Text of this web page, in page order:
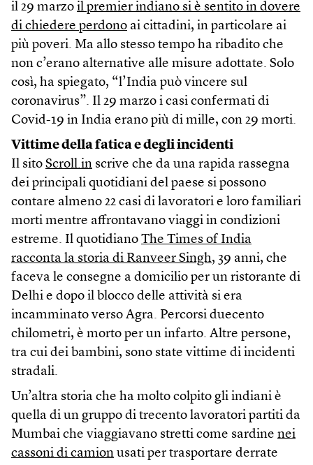
il 29 marzo il premier indiano si è sentito in dovere
di chiedere perdono ai cittadini, in particolare ai
più poveri. Ma allo stesso tempo ha ribadito che
non c’erano alternative alle misure adottate. Solo
così, ha spiegato, “l’India può vincere sul
coronavirus”. Il 29 marzo i casi confermati di
Covid-19 in India erano più di mille, con 29 morti.
Vittime della fatica e degli incidenti
Il sito Scroll.in scrive che da una rapida rassegna
dei principali quotidiani del paese si possono
contare almeno 22 casi di lavoratori e loro familiari
morti mentre affrontavano viaggi in condizioni
estreme. Il quotidiano The Times of India
racconta la storia di Ranveer Singh, 39 anni, che
faceva le consegne a domicilio per un ristorante di
Delhi e dopo il blocco delle attività si era
incamminato verso Agra. Percorsi duecento
chilometri, è morto per un infarto. Altre persone,
tra cui dei bambini, sono state vittime di incidenti
stradali.
Un’altra storia che ha molto colpito gli indiani è
quella di un gruppo di trecento lavoratori partiti da
Mumbai che viaggiavano stretti come sardine nei
cassoni di camion usati per trasportare derrate